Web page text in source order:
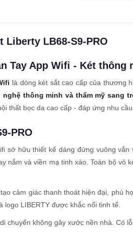
LB68-S9-PRO
Tay App Wifi - Két thông
là dòng két sắt cao cấp của thương
thông minh và thẩm mỹ sang
thất bọc da cao cấp - đáp ứng nhu
PRO
sở hữu thiết kế dáng đứng vuông
nắm và viền mạ tinh xảo. Toàn bộ vỏ
cảm giác thanh thoát hiện đại, phù
logo LIBERTY được khắc nổi tinh tế.
chuyển không gây xước nền nhà. Có